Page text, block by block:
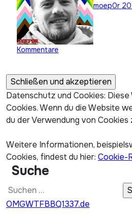
moep0r
Kommentare
Datenschutz und Cookies:
Cookies. Wenn du die Website
du der Verwendung von Cookies
Weitere Informationen,
Cookies, findest du hier: Cookie-
Suche
Suchen
nach:
OMGWTFBBQ1337.de